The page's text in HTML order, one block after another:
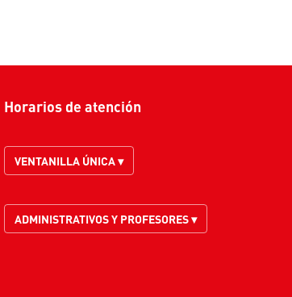
Horarios de atención
VENTANILLA ÚNICA ▾
ADMINISTRATIVOS Y PROFESORES ▾